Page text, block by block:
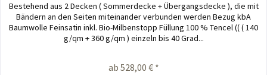
Bestehend aus 2 Decken ( Sommerdecke + Übergangsdecke ), die mit
Bändern an den Seiten miteinander verbunden werden Bezug kbA
Baumwolle Feinsatin inkl. Bio-Milbenstopp Füllung 100 % Tencel (( ( 140
g/qm + 360 g/qm ) einzeln bis 40 Grad...
ab 528,00 € *